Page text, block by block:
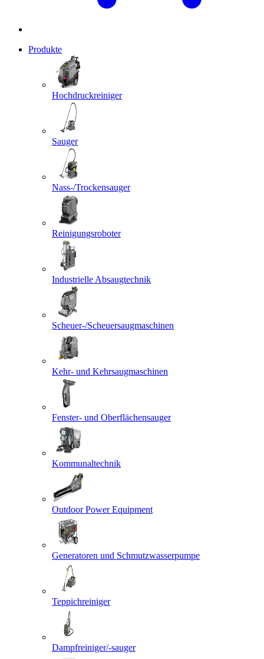
Produkte
Hochdruckreiniger
Sauger
Nass-/Trockensauger
Reinigungsroboter
Industrielle Absaugtechnik
Scheuer-/Scheuersaugmaschinen
Kehr- und Kehrsaugmaschinen
Fenster- und Oberflächensauger
Kommunaltechnik
Outdoor Power Equipment
Generatoren und Schmutzwasserpumpe
Teppichreiniger
Dampfreiniger/-sauger